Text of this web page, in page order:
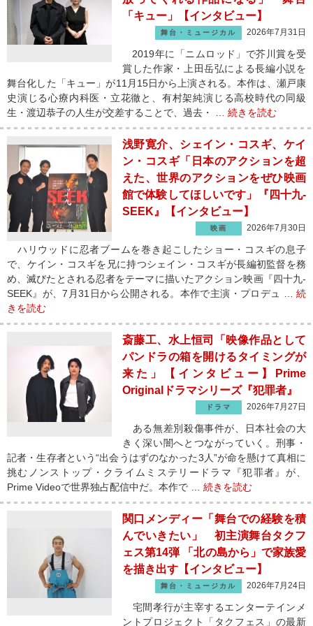
「キュー」【インタビュー】
舞台・ミュージカル 2026年7月31日
2019年に「ニムロッド」で芥川賞を受
賞した作家・上田岳弘による長編小説を
舞台化した「キュー」が11月15日から上演される。本作は、瀬戸康
史演じる心療内科医・立花徹と、有村架純演じる高校時代の同級
生・渡辺恭子の人生が交差することで、過去・ … 続きを読む
浅野寛介、シェイン・コスギ、ケイ
ン・コスギ「日本のアクションを超
えた、世界のアクションをぜひ映画
館で体験してほしいです」『四十九-
SEEK』【インタビュー】
映画 2026年7月30日
ハリウッドに忍者ブームを巻き起こしたショー・コスギの息子
で、ケイン・コスギを兄に持つシェイン・コスギが長編初監督を務
め、滅びたとされる忍者をテーマに描いたアクション映画『四十九-
SEEK』が、7月31日から公開される。本作で主演・プロデュ … 続
きを読む
斎藤工、水上恒司「映像作品として
パンドラの箱を開けるタイミングが
来た」【インタビュー】Prime
Originalドラマシリーズ『犯罪者』
ドラマ 2026年7月27日
ある無差別殺傷事件が、日本社会の大
きく深い闇へとつながっていく。刑事・
記者・生存者という“出会うはずのなかった3人”が命を懸けて真相に
挑むノンストップ・クライムミステリードラマ『犯罪者』が、
Prime Videoで世界独占配信中だ。本作で … 続きを読む
関口メンディー「舞台での経験を積
んでいきたい」 初主演舞台タクフ
ェス第14弾 「北の島から」で家族愛
を描き出す【インタビュー】
舞台・ミュージカル 2026年7月24日
宅間孝行が主宰するエンターテインメ
ントプロジェクト「タクフェス」の最新